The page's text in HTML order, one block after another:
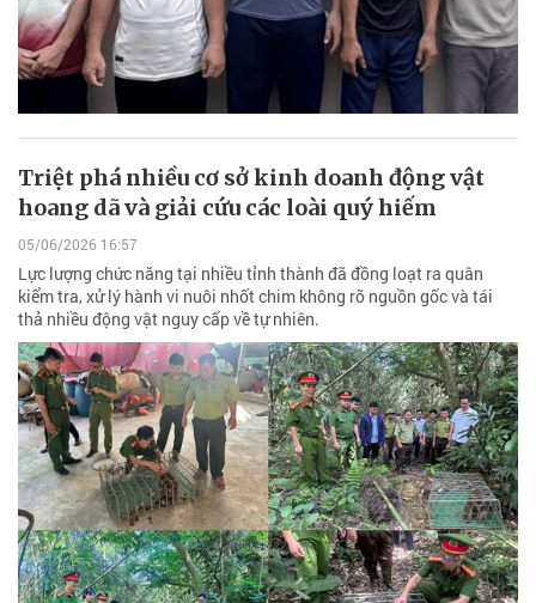
Triệt phá nhiều cơ sở kinh doanh động vật
hoang dã và giải cứu các loài quý hiếm
05/06/2026 16:57
Lực lượng chức năng tại nhiều tỉnh thành đã đồng loạt ra quân
kiểm tra, xử lý hành vi nuôi nhốt chim không rõ nguồn gốc và tái
thả nhiều động vật nguy cấp về tự nhiên.